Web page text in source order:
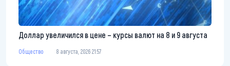
Доллар увеличился в цене – курсы валют на 8 и 9 августа
Общество 8 августа, 2026 21:57